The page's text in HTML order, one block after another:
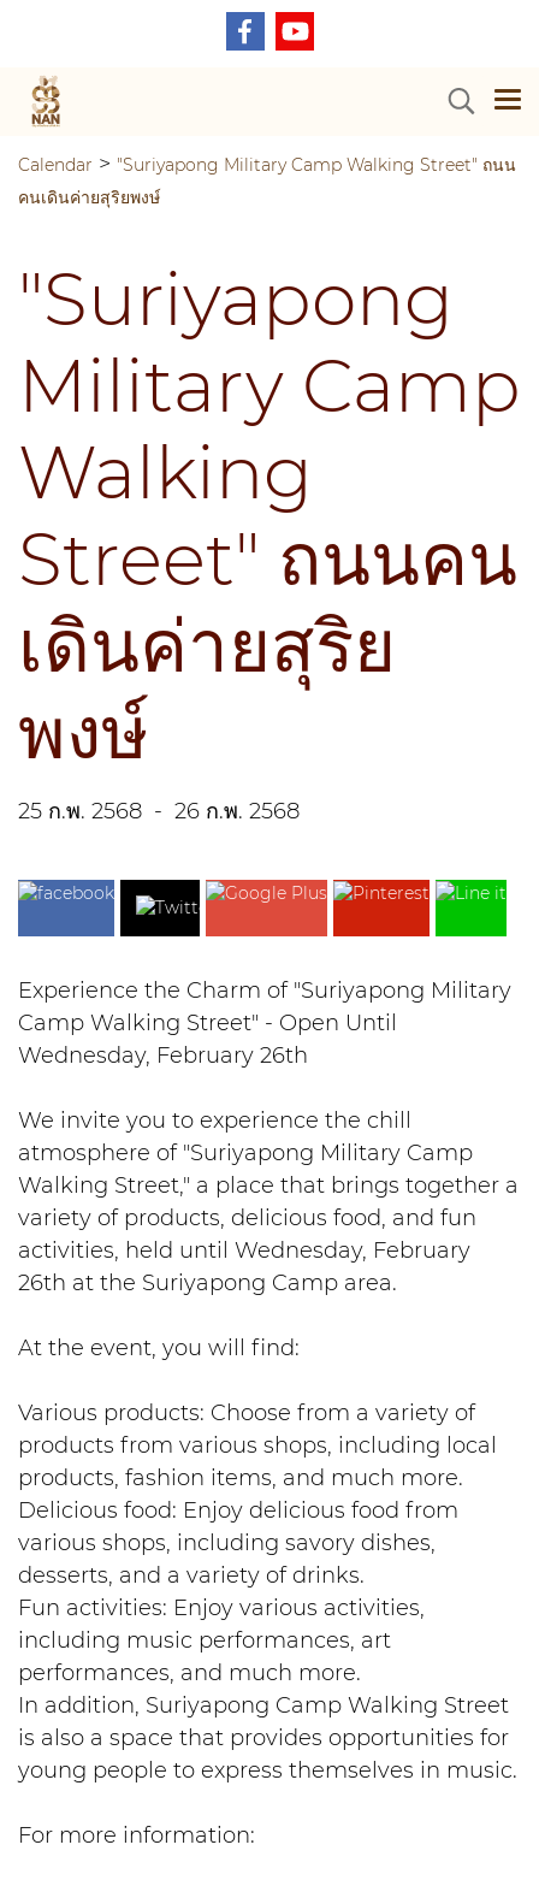
Calendar > "Suriyapong Military Camp Walking Street" ถนน
คนเดินค่ายสุริยพงษ์
"Suriyapong
Military Camp
Walking
Street" ถนนคน
เดินค่ายสุริย
พงษ์
25 ก.พ. 2568 - 26 ก.พ. 2568
Experience the Charm of "Suriyapong Military
Camp Walking Street" - Open Until
Wednesday, February 26th
We invite you to experience the chill
atmosphere of "Suriyapong Military Camp
Walking Street," a place that brings together a
variety of products, delicious food, and fun
activities, held until Wednesday, February
26th at the Suriyapong Camp area.
At the event, you will find:
Various products: Choose from a variety of
products from various shops, including local
products, fashion items, and much more.
Delicious food: Enjoy delicious food from
various shops, including savory dishes,
desserts, and a variety of drinks.
Fun activities: Enjoy various activities,
including music performances, art
performances, and much more.
In addition, Suriyapong Camp Walking Street
is also a space that provides opportunities for
young people to express themselves in music.
For more information: